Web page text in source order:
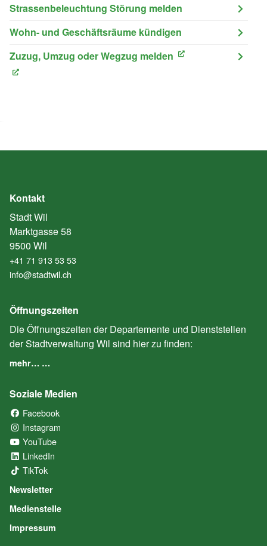
Strassenbeleuchtung Störung melden
Wohn- und Geschäftsräume kündigen
Zuzug, Umzug oder Wegzug melden
(External Link)
Kontakt
Stadt Wil
Marktgasse 58
9500 Wil
+41 71 913 53 53
info@stadtwil.ch
Öffnungszeiten
Die Öffnungszeiten der Departemente und Dienststellen
der Stadtverwaltung Wil sind hier zu finden:
mehr… …
Soziale Medien
Facebook
Instagram
YouTube
LinkedIn
TikTok
Newsletter
Medienstelle
Impressum